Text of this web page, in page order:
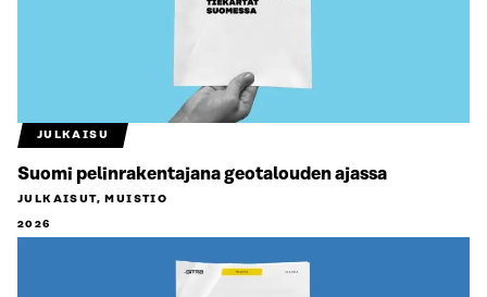
JULKAISU
Suomi pelinrakentajana geotalouden ajassa
JULKAISUT, MUISTIO
2026